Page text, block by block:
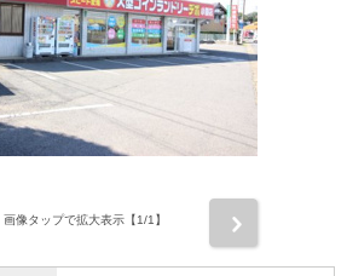
画像タップで拡大表示【1/1】